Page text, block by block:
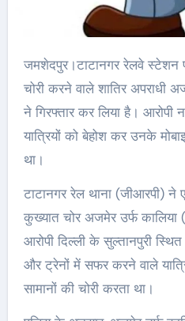
जमशेदपुर।टाटानगर रेलवे स्टेशन पर यात्रियों को निशाना बनाकर
चोरी करने वाले शातिर अपराधी
ने गिरफ्तार कर लिया है।
यात्रियों को बेहोश कर उनके
था।
टाटानगर रेल थाना (जीआरपी)
कुख्यात चोर अजमेर उर्फ कालिया
आरोपी दिल्ली के सुल्तानपुरी
और ट्रेनों में सफर करने वाले
सामानों की चोरी करता था।